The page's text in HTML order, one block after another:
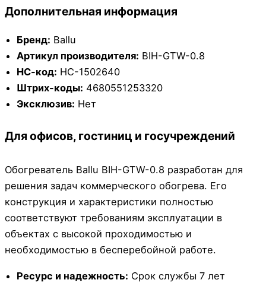
Дополнительная информация
Бренд: Ballu
Артикул производителя: BIH-GTW-0.8
НС-код: НС-1502640
Штрих-коды: 4680551253320
Эксклюзив: Нет
Для офисов, гостиниц и госучреждений
Обогреватель Ballu BIH-GTW-0.8 разработан для
решения задач коммерческого обогрева. Его
конструкция и характеристики полностью
соответствуют требованиям эксплуатации в
объектах с высокой проходимостью и
необходимостью в бесперебойной работе.
Ресурс и надежность: Срок службы 7 лет